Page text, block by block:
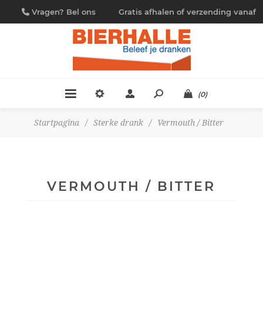
Vragen? Bel ons
09/230.88.44
Gratis afhalen of verzending vanaf
€ 4,95
(0)
Startpagina / Sterke drank / Vermouth / Bitter
VERMOUTH / BITTER